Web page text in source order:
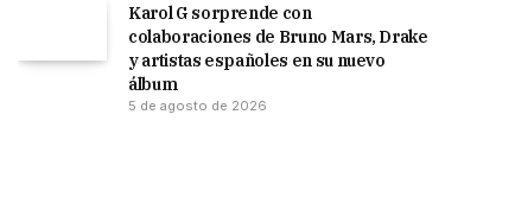
Karol G sorprende con
colaboraciones de Bruno Mars, Drake
y artistas españoles en su nuevo
álbum
5 de agosto de 2026